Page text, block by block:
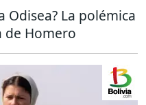
Odisea? La polémica
de Homero